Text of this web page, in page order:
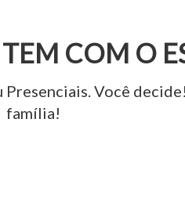
COM O
Você
família!